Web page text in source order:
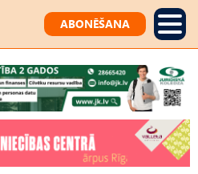
ABONĒŠANA